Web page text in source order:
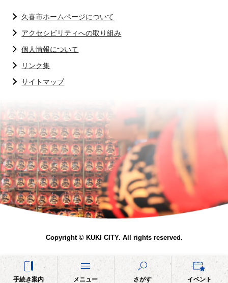
手続き案内 メニュー さがす イベント
久喜市ホームページについて
アクセシビリティへの取り組み
個人情報について
リンク集
サイトマップ
Copyright © KUKI CITY. All rights reserved.